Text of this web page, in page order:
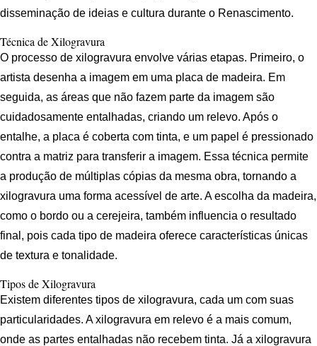
disseminação de ideias e cultura durante o Renascimento.
Técnica de Xilogravura
O processo de xilogravura envolve várias etapas. Primeiro, o
artista desenha a imagem em uma placa de madeira. Em
seguida, as áreas que não fazem parte da imagem são
cuidadosamente entalhadas, criando um relevo. Após o
entalhe, a placa é coberta com tinta, e um papel é pressionado
contra a matriz para transferir a imagem. Essa técnica permite
a produção de múltiplas cópias da mesma obra, tornando a
xilogravura uma forma acessível de arte. A escolha da madeira,
como o bordo ou a cerejeira, também influencia o resultado
final, pois cada tipo de madeira oferece características únicas
de textura e tonalidade.
Tipos de Xilogravura
Existem diferentes tipos de xilogravura, cada um com suas
particularidades. A xilogravura em relevo é a mais comum,
onde as partes entalhadas não recebem tinta. Já a xilogravura